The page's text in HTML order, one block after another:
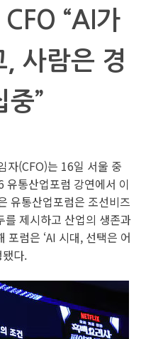
“AI가
, 사람은 경
중”
자(CFO)는 16일 서울 중
유통산업포럼 강연에서 이
유통산업포럼은 조선비즈
를 제시하고 산업의 생존과
포럼은 ‘AI 시대, 선택은 어
다.